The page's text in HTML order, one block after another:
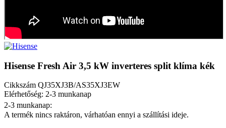
Hisense Fresh Air 3,5 kW inverteres split klíma kék
Cikkszám QJ35XJ3B/AS35XJ3EW
Elérhetőség: 2-3 munkanap
2-3 munkanap:
A termék nincs raktáron, várhatóan ennyi a szállítási ideje.